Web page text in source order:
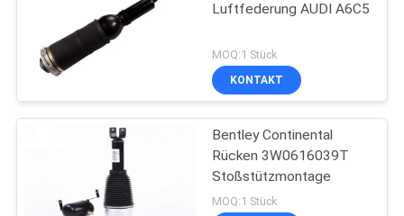
SITEMAP
POLICY
Luftfederungshülle
20
Luftfederung AUDI A6C5
MOQ:1 Stück
KONTAKT
Bentley Continental
Rücken 3W0616039T
Stoßstützmontage
MOQ:1 Stück